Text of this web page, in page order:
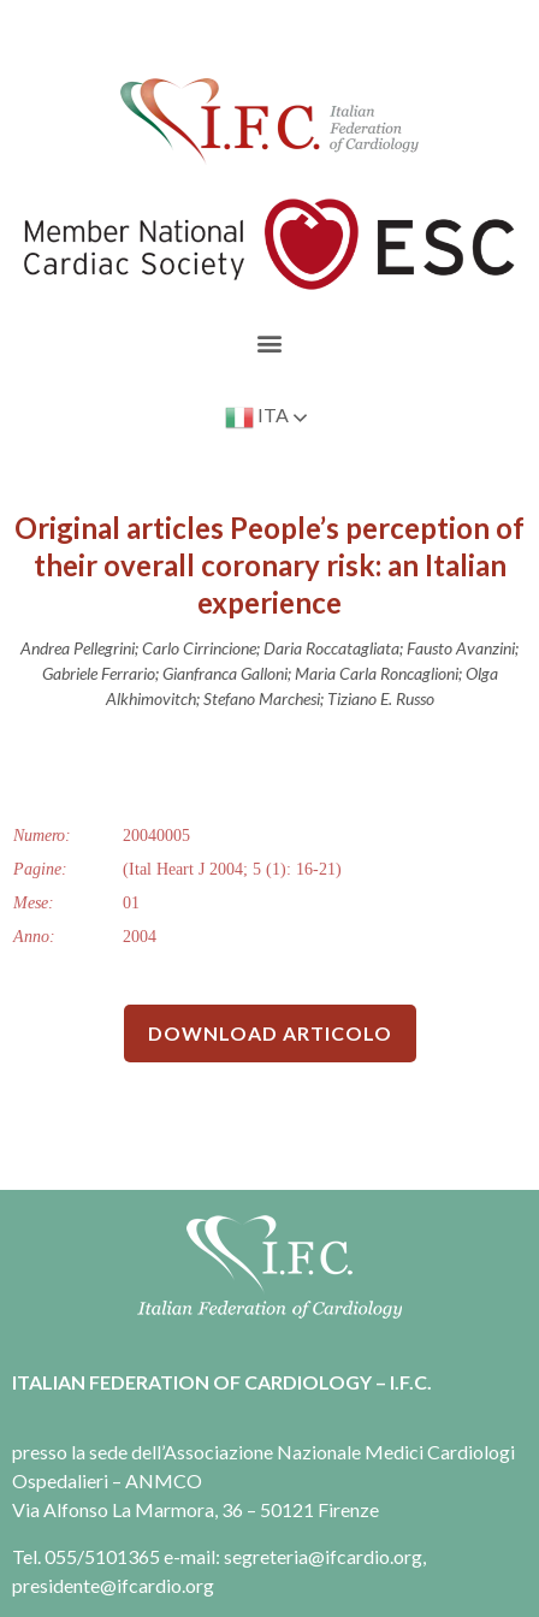
ITA
Original articles People’s perception of
their overall coronary risk: an Italian
experience
Andrea Pellegrini; Carlo Cirrincione; Daria Roccatagliata; Fausto Avanzini;
Gabriele Ferrario; Gianfranca Galloni; Maria Carla Roncaglioni; Olga
Alkhimovitch; Stefano Marchesi; Tiziano E. Russo
Numero:
20040005
Pagine:
(Ital Heart J 2004; 5 (1): 16-21)
Mese:
01
Anno:
2004
DOWNLOAD ARTICOLO
ITALIAN FEDERATION OF CARDIOLOGY – I.F.C.
presso la sede dell’Associazione Nazionale Medici Cardiologi
Ospedalieri – ANMCO
Via Alfonso La Marmora, 36 – 50121 Firenze
Tel. 055/5101365 e-mail: segreteria@ifcardio.org,
presidente@ifcardio.org